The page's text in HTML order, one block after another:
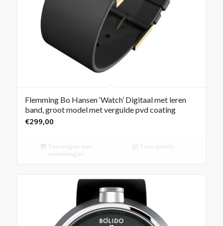
Flemming Bo Hansen ‘Watch’ Digitaal met leren
band, groot model met vergulde pvd coating
€299,00
Toevoegen aan
winkelwagen
Toon details